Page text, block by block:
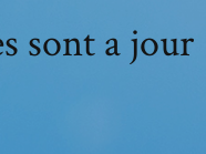
sont a jour